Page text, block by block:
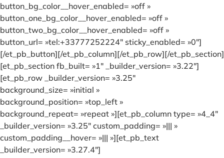
button_bg_color__hover_enabled= »off »
button_one_bg_color__hover_enabled= »off »
button_two_bg_color__hover_enabled= »off »
button_url= »tel:+33777252224″ sticky_enabled= »0″]
[/et_pb_button][/et_pb_column][/et_pb_row][/et_pb_section]
[et_pb_section fb_built= »1″ _builder_version= »3.22″]
[et_pb_row _builder_version= »3.25″
background_size= »initial »
background_position= »top_left »
background_repeat= »repeat »][et_pb_column type= »4_4″
_builder_version= »3.25″ custom_padding= »||| »
custom_padding__hover= »||| »][et_pb_text
_builder_version= »3.27.4″]